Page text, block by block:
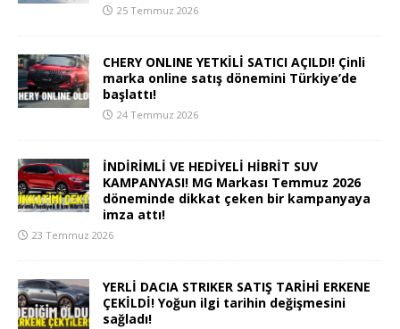
25 Temmuz 2026
CHERY ONLINE YETKİLİ SATICI AÇILDI! Çinli
marka online satış dönemini Türkiye’de
başlattı!
24 Temmuz 2026
İNDİRİMLİ VE HEDİYELİ HİBRİT SUV
KAMPANYASI! MG Markası Temmuz 2026
döneminde dikkat çeken bir kampanyaya
imza attı!
23 Temmuz 2026
YERLİ DACIA STRIKER SATIŞ TARİHİ ERKENE
ÇEKİLDİ! Yoğun ilgi tarihin değişmesini
sağladı!